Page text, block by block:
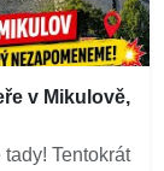
v Mikulově,
Tentokrát